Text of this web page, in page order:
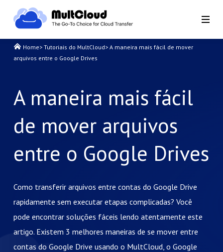
Home> Tutoriais do MultCloud> A maneira mais fácil de mover
arquivos entre o Google Drives
A maneira mais fácil
de mover arquivos
entre o Google Drives
Como transferir arquivos entre contas do Google Drive
rapidamente sem executar etapas complicadas? Você
pode encontrar soluções fáceis lendo atentamente este
artigo. Existem 3 melhores maneiras de se mover entre
contas do Google Drive usando o MultCloud, o Google